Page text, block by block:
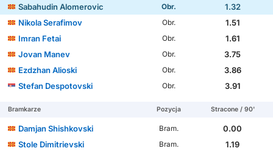
Sabahudin Alomeroviс
Obr.
1.32
Nikola Serafimov
Obr.
1.51
Imran Fetai
Obr.
1.61
Jovan Manev
Obr.
3.75
Ezdzhan Alioski
Obr.
3.86
Stefan Despotovski
Obr. 3.91
Bramkarze Pozycja Stracone / 90'
Damjan Shishkovski Bram.
0.00
Stole Dimitrievski
Bram.
1.19